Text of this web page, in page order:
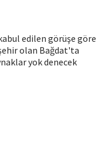
edilen görüşe göre
olan Bağdat'ta
yok denecek